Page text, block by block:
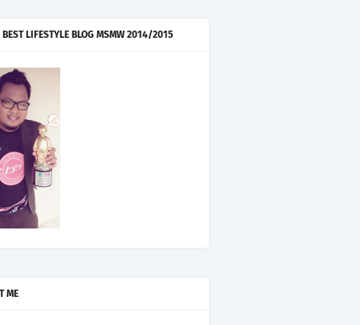
BEST LIFESTYLE BLOG MSMW 2014/2015
ME